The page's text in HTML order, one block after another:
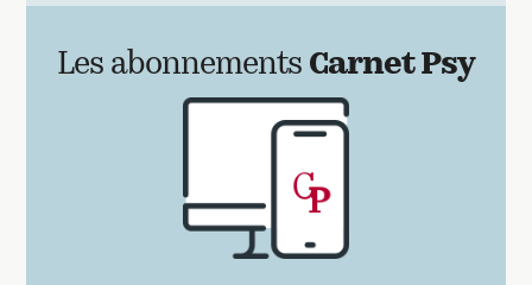
Les abonnements Carnet Psy